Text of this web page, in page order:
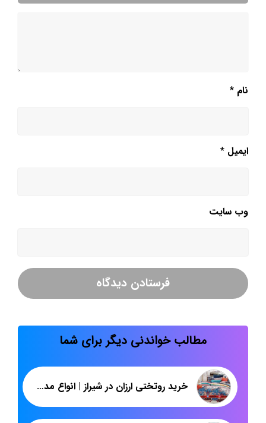
نام *
ایمیل *
وب‌ سایت
مطالب خواندنی دیگر برای شما
خرید روتختی ارزان در شیراز | انواع مدل روتختی ساتینت | پاندا